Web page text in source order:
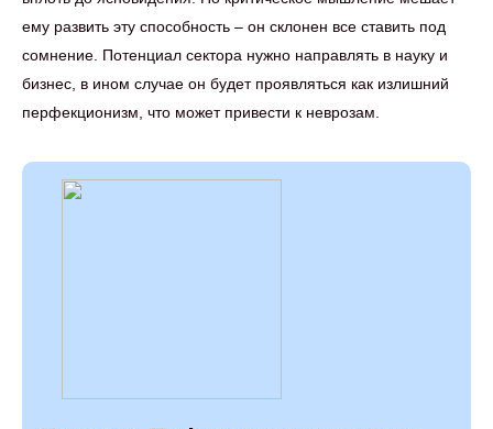
ему развить эту способность – он склонен все ставить под
сомнение. Потенциал сектора нужно направлять в науку и
бизнес, в ином случае он будет проявляться как излишний
перфекционизм, что может привести к неврозам.